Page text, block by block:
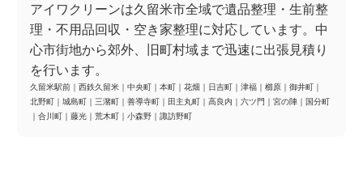
アイワクリーンは久留米市全域で遺品整理・生前整
理・不用品回収・空き家整理に対応しています。中
心市街地から郊外、旧町村域まで迅速に出張見積り
を行います。
久留米駅前 西鉄久留米 中央町 本町 花畑 日吉町 津福 櫛原 御井町
北野町
城島町 三潴町 善導寺町 田主丸町 高良内 六ツ門 宮の陣
国分町
合川町 藤光 荒木町 小森野 諏訪野町